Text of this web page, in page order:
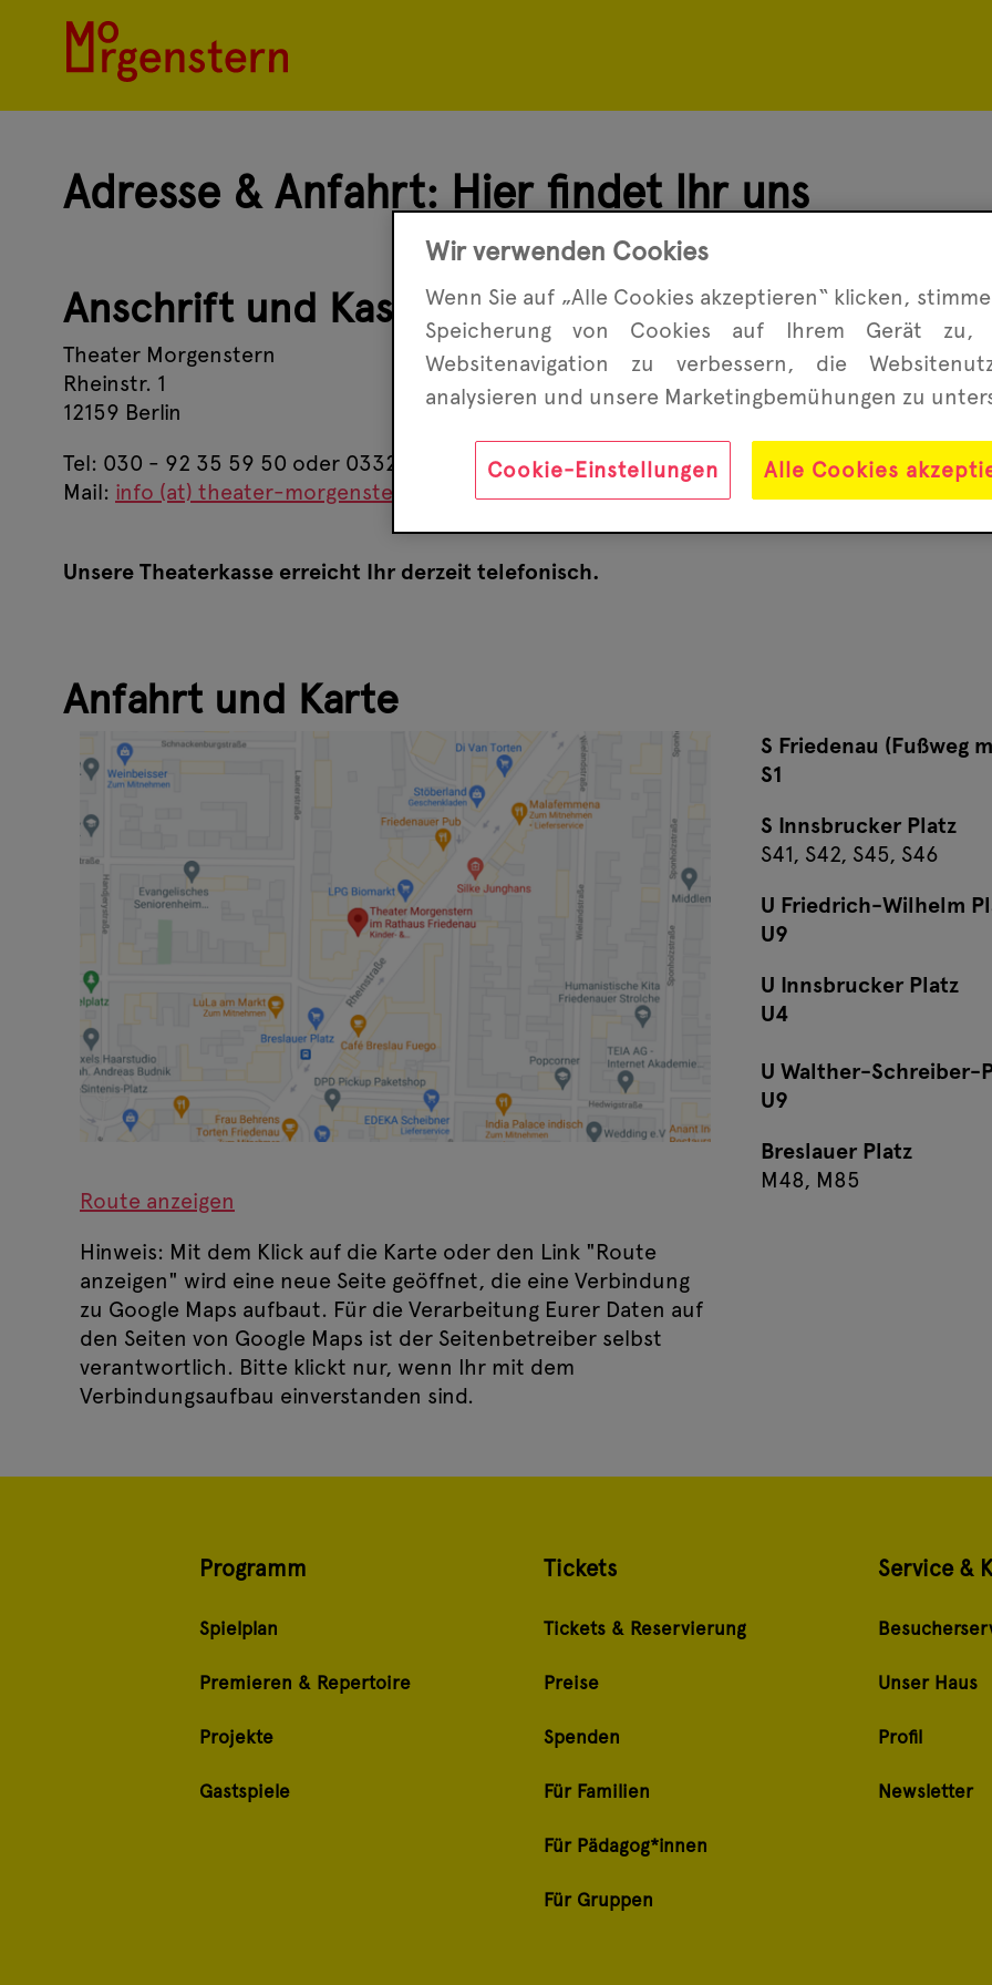
Adresse & Anfahrt: Hier findet Ihr uns
Anschrift und Kasse
Theater Morgenstern
Rheinstr. 1
12159 Berlin
Tel: 030 - 92 35 59 50 oder 03329 - 69 73 50
Mail: info (at) theater-morgenstern.de
Unsere Theaterkasse erreicht Ihr derzeit telefonisch.
Anfahrt und Karte
Route anzeigen
Hinweis: Mit dem Klick auf die Karte oder den Link "Route
anzeigen" wird eine neue Seite geöffnet, die eine Verbindung
zu Google Maps aufbaut. Für die Verarbeitung Eurer Daten auf
den Seiten von Google Maps ist der Seitenbetreiber selbst
verantwortlich. Bitte klickt nur, wenn Ihr mit dem
Verbindungsaufbau einverstanden sind.
S Friedenau (Fußweg
S1
S Innsbrucker Platz
S41, S42, S45, S46
U Friedrich-Wilhelm
U9
U Innsbrucker Platz
U4
U Walther-Schreiber-
U9
Breslauer Platz
M48, M85
Programm
Spielplan
Premieren & Repertoire
Projekte
Gastspiele
Tickets
Tickets & Reservierung
Preise
Spenden
Für Familien
Für Pädagog*innen
Für Gruppen
Service &
Unser Haus
Profil
Newsletter
Wir verwenden Cookies
Wenn Sie auf „Alle Cookies akzeptieren“ klicken,
Speicherung von Cookies auf Ihrem Gerät
Websitenavigation zu ver­bessern, die
analysieren und unsere Marketing­bemühungen zu
Alle Cookies
Cookie-Einstellungen